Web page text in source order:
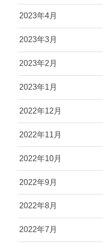
2023年4月
2023年3月
2023年2月
2023年1月
2022年12月
2022年11月
2022年10月
2022年9月
2022年8月
2022年7月